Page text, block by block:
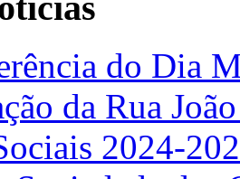
do Dia
da Rua
2024-